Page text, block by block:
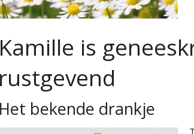
Kamille is
rustgevend
Het bekende drankje